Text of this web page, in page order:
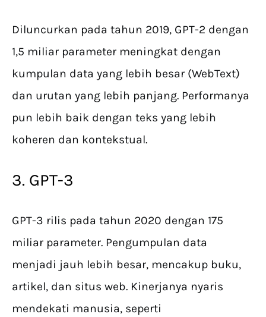
Diluncurkan pada tahun 2019, GPT-2 dengan
1,5 miliar parameter meningkat dengan
kumpulan data yang lebih besar (WebText)
dan urutan yang lebih panjang. Performanya
pun lebih baik dengan teks yang lebih
koheren dan kontekstual.
3. GPT-3
GPT-3 rilis pada tahun 2020 dengan 175
miliar parameter. Pengumpulan data
menjadi jauh lebih besar, mencakup buku,
artikel, dan situs web. Kinerjanya nyaris
mendekati manusia, seperti